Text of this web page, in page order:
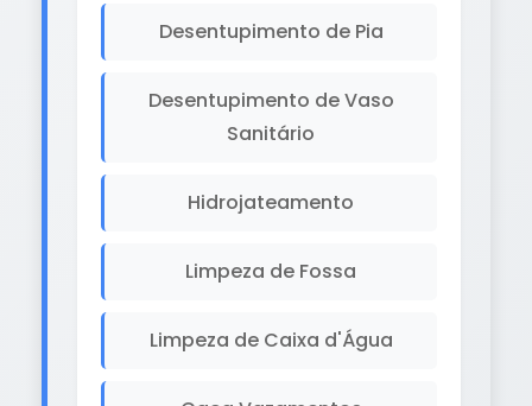
Desentupimento de Pia
Desentupimento de Vaso
Sanitário
Hidrojateamento
Limpeza de Fossa
Limpeza de Caixa d'Água